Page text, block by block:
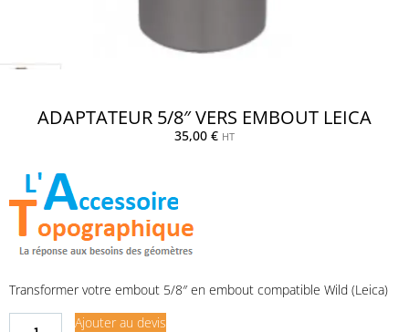
ADAPTATEUR 5/8″ VERS EMBOUT LEICA
35,00 € HT
Transformer votre embout 5/8″ en embout compatible Wild (Leica)
Ajouter au devis